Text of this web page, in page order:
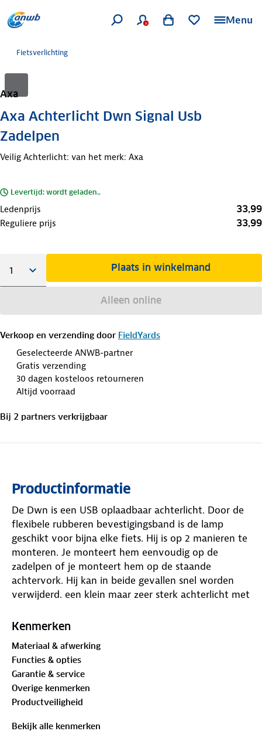
Menu
Fietsverlichting
Axa
Axa Achterlicht Dwn Signal Usb
Zadelpen
Veilig Achterlicht: van het merk: Axa
Levertijd: wordt geladen..
Ledenprijs 33,99
Reguliere prijs 33,99
Plaats in winkelmand
Alleen online
Verkoop en verzending door FieldYards
Geselecteerde ANWB-partner
Gratis verzending
30 dagen kosteloos retourneren
Altijd voorraad
Bij 2 partners verkrijgbaar
Productinformatie
De Dwn is een USB oplaadbaar achterlicht. Door de
flexibele rubberen bevestigingsband is de lamp
geschikt voor bijna elke fiets. Hij is op 2 manieren te
monteren. Je monteert hem eenvoudig op de
zadelpen of je monteert hem op de staande
achtervork. Hij kan in beide gevallen snel worden
verwijderd. een klein maar zeer sterk achterlicht met
meegeleverde USB C-kabel. Doordat de lamp
de gebruikelijke batterijlampen. De batterij biedt tot
7 uur fietsplezier. heeft een geintegreerde
remlichtfunctie. Deze functie maakt fietsen in het
verkeer veiliger. Zo kun je de fiets voor je zien
afremmen, en de persoon achter je kan zien dat je
afremt. gezien worden tot 300 meter
Kenmerken
Materiaal & afwerking
Functies & opties
Garantie & service
Overige kenmerken
Productveiligheid
Bekijk alle kenmerken